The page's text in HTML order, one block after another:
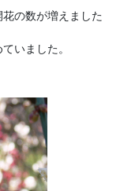
の数が増えました
いました。